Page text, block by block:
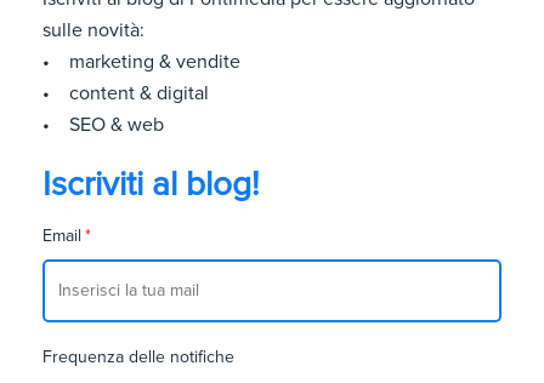
sulle novità:
• marketing & vendite
• content & digital
• SEO & web
Iscriviti al blog!
Email *
Frequenza delle notifiche